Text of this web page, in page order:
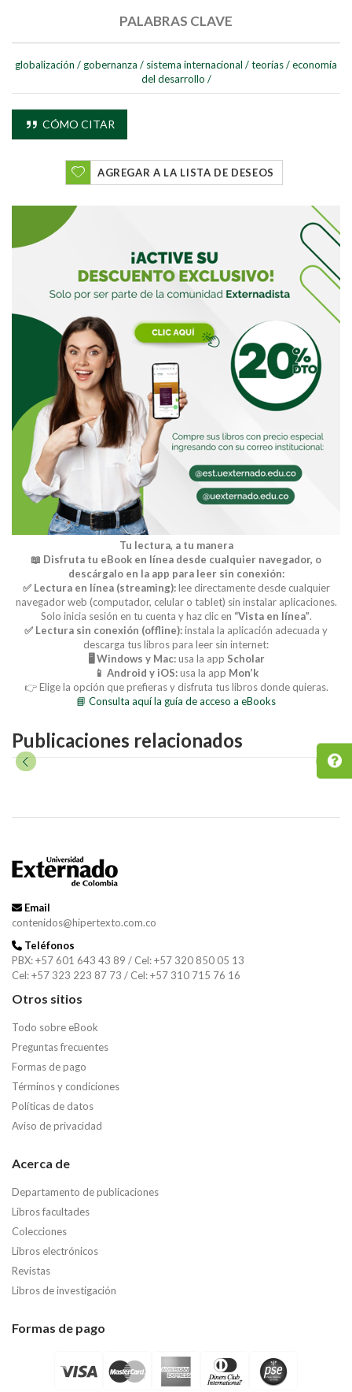
Buscar
Buscar
PALABRAS CLAVE
globalización / gobernanza / sistema internacional /teorías/economía
del desarrollo /
CÓMO CITAR
AGREGAR A LA LISTA DE DESEOS
Tu lectura, a tu manera
📖 Disfruta tu eBook en línea desde cualquier navegador, o
descárgalo en la app para leer sin conexión:
✅ Lectura en línea (streaming):lee directamente desde cualquier
navegador web (computador, celular o tablet) sin instalar aplicaciones.
Solo inicia sesión en tu cuenta y haz clic en “Vista en línea”.
✅ Lectura sin conexión (offline):instala la aplicación adecuada y
descarga tus libros para leer sin internet:
🖥️ Windows y Mac:usa la app Scholar
📱 Android y iOS:usa la app Mon’k
👉 Elige la opción que prefieras y disfruta tus libros donde quieras.
📘 Consulta aquí la guía de acceso a eBooks
Publicaciones relacionados
Email
contenidos@hipertexto.com.co
Teléfonos
PBX: +57 601 643 43 89 / Cel: +57 320 850 05 13
Cel: +57 323 223 87 73 / Cel: +57 310 715 76 16
Otros sitios
Todo sobre eBook
Preguntas frecuentes
Formas de pago
Términos y condiciones
Políticas de datos
Aviso de privacidad
Acerca de
Departamento de publicaciones
Libros facultades
Colecciones
Libros electrónicos
Revistas
Libros de investigación
Formas de pago